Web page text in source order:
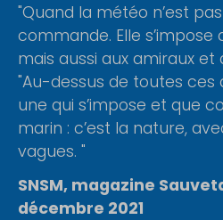
"Quand la météo n’est
commande. Elle s’impose
mais aussi aux amiraux et
"Au-dessus de toutes ces
une qui s’impose et que
marin : c’est la nature,
vagues. "
SNSM, magazine
décembre 2021​